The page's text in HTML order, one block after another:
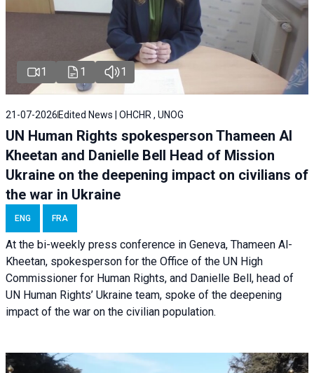
1 1 1
21-07-2026 Edited News | OHCHR , UNOG
UN Human Rights spokesperson Thameen Al
Kheetan and Danielle Bell Head of Mission
Ukraine on the deepening impact on civilians of
the war in Ukraine
ENG FRA
At the bi-weekly press conference in Geneva, Thameen Al-
Kheetan, spokesperson for the Office of the UN High
Commissioner for Human Rights, and Danielle Bell, head of
UN Human Rights’ Ukraine team, spoke of the deepening
impact of the war on the civilian population.